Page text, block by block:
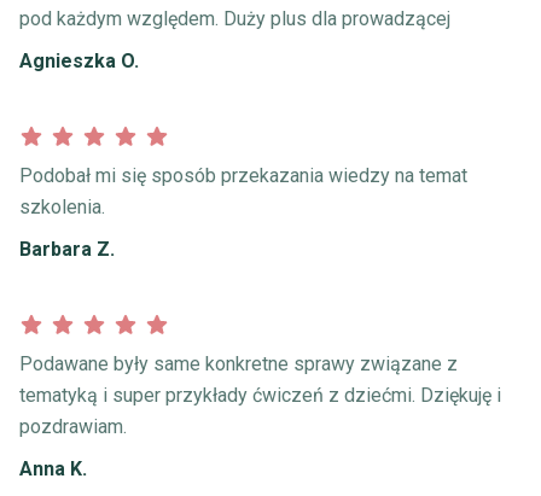
pod każdym względem. Duży plus dla prowadzącej
Agnieszka O.
Podobał mi się sposób przekazania wiedzy na temat
szkolenia.
Barbara Z.
Podawane były same konkretne sprawy związane z
tematyką i super przykłady ćwiczeń z dziećmi. Dziękuję i
pozdrawiam.
Anna K.